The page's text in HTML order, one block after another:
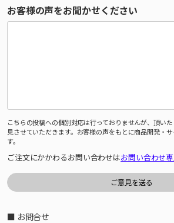
お客様の声をお聞かせください
こちらの投稿への個別対応は行っておりませんが、頂い
見させていただきます。お客様の声をもとに商品開発・
す。
ご注文にかかわるお問い合わせはお問い合わせ
■ お問合せ